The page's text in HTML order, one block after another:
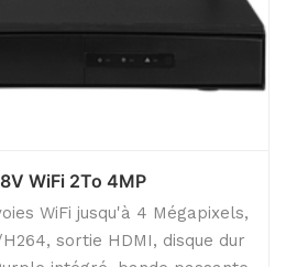
8V WiFi 2To 4MP
WiFi jusqu'à 4 Mégapixels,
sortie HDMI, disque dur